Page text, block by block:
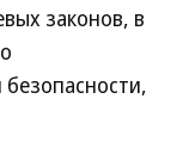
законов, в